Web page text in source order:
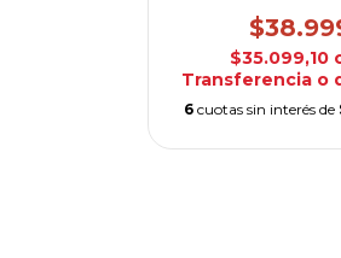
$35.099,10
Transferencia o
6 cuotas sin interés de